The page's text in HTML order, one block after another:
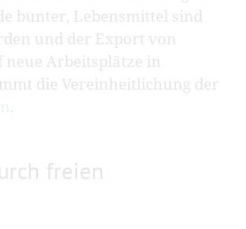
bunter, Lebensmittel sind
und der Export von
Arbeitsplätze in
die Vereinheitlichung der
freien